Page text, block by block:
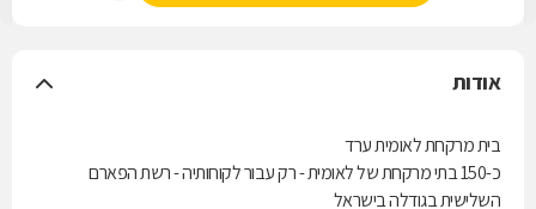
אודות
בית מרקחת לאומית ערד
כ-150 בתי מרקחת של לאומית - רק עבור לקוחותיה - רשת הפארם
השלישית בגודלה בישראל